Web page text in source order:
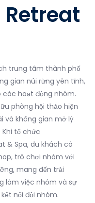
trung tâm thành phố
gian núi rừng yên tĩnh,
hoạt động nhóm.
phòng hội thảo hiện
và không gian mở lý
tổ chức
& Spa, du khách có
trò chơi nhóm với
mang đến trải
làm việc nhóm và sự
nối đội nhóm.